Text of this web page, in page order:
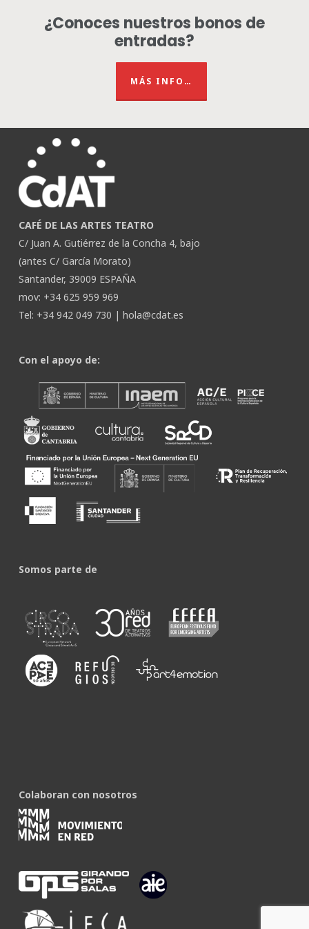
¿Conoces nuestros bonos de
entradas?
MÁS INFO…
CAFÉ DE LAS ARTES TEATRO
C/ Juan A. Gutiérrez de la Concha 4, bajo
(antes C/ García Morato)
Santander, 39009 ESPAÑA
mov: +34 625 959 969
Tel: +34 942 049 730 | hola@cdat.es
Con el apoyo de:
Somos parte de
Colaboran con nosotros